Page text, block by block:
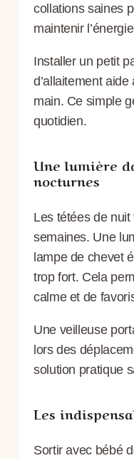
collations saines
maintenir
Installer un petit
d’allaitement
main. Ce simple
quotidien.
Une lumière
nocturnes
Les tétées de
semaines. Une
lampe de chevet
trop fort. Cela
calme et de
Une veilleuse
lors des
solution pratique
Les
Sortir avec bébé